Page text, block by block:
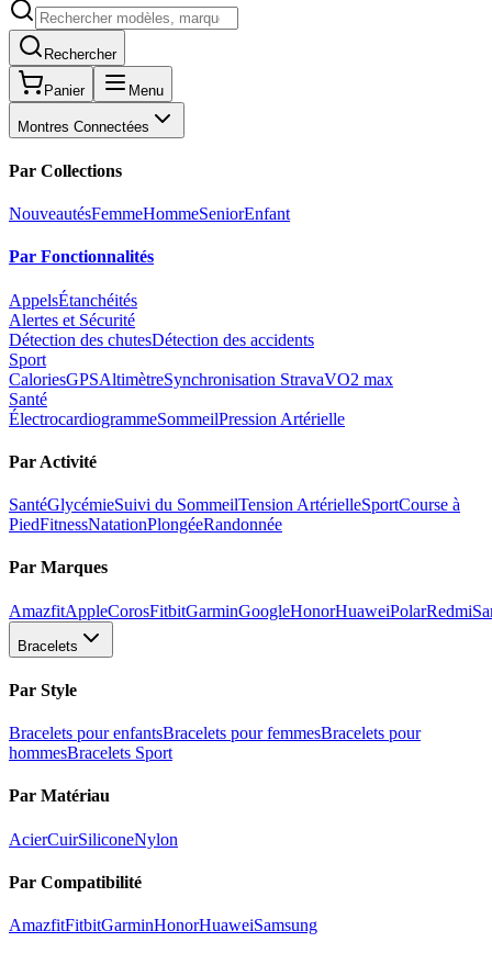
Rechercher
Panier Menu
Montres Connectées
Par Collections
NouveautésFemmeHommeSeniorEnfant
Par Fonctionnalités
AppelsÉtanchéités
Alertes et Sécurité
Détection des chutesDétection des accidents
Sport
CaloriesGPSAltimètreSynchronisation StravaVO2 max
Santé
ÉlectrocardiogrammeSommeilPression Artérielle
Par Activité
SantéGlycémieSuivi du SommeilTension ArtérielleSportCourse à
PiedFitnessNatationPlongéeRandonnée
Par Marques
AmazfitAppleCorosFitbitGarminGoogleHonorHuaweiPolarRedmi
Bracelets
Par Style
Bracelets pour enfantsBracelets pour femmesBracelets pour
hommesBracelets Sport
Par Matériau
AcierCuirSiliconeNylon
Par Compatibilité
AmazfitFitbitGarminHonorHuaweiSamsung